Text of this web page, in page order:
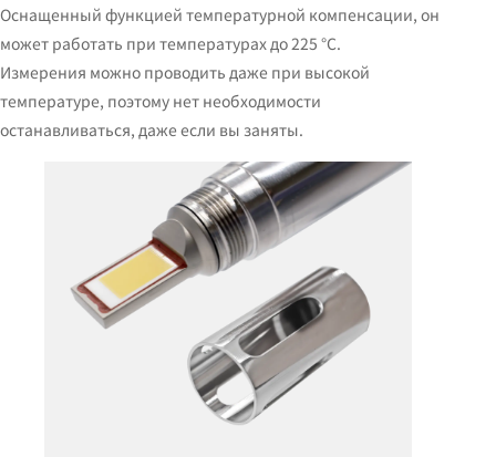
Оснащенный функцией температурной компенсации, он
может работать при температурах до 225 °C.
Измерения можно проводить даже при высокой
температуре, поэтому нет необходимости
останавливаться, даже если вы заняты.